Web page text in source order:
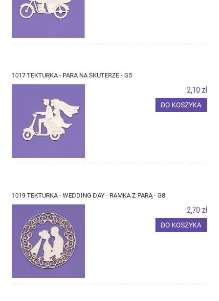
1017 TEKTURKA - PARA NA SKUTERZE - G5
2,10 zł
DO KOSZYKA
1019 TEKTURKA - WEDDING DAY - RAMKA Z PARĄ - G8
2,70 zł
DO KOSZYKA